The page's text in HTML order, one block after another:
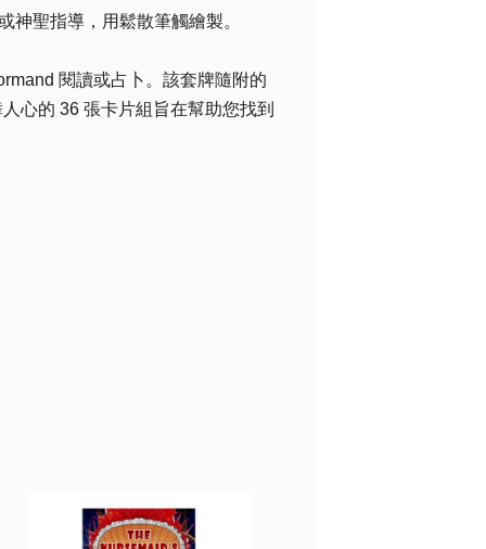
聖指導，用鬆散筆觸繪製。
閱讀或占卜。該套牌隨附的
心的 36 張卡片組旨在幫助您找到